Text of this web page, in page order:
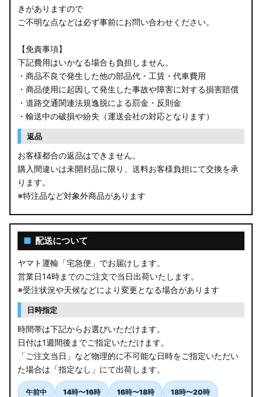
きがありますので
ご不明な点などは必ず事前にお問い合わせください。
【免責事項】
下記費用はいかなる場合も負担しません。
・商品不良で発生した他の部品代・工賃・代車費用
・商品使用に起因して発生した事故や障害に対する損害賠償
・道路交通関連法規逸脱による罰金・反則金
・輸送中の破損や紛失（運送会社の対応となります）
返品
お客様都合の返品はできません。
購入間違いは未開封品に限り、送料お客様負担にて交換を承
ります。
※特注品など対象外商品があります
■ 配送について
ヤマト運輸「宅急便」でお届けします。
営業日14時までのご注文で当日出荷いたします。
※受注状況や天候などにより変更となる場合があります
日時指定
時間帯は下記からお選びいただけます。
日付は1週間後までご指定いただけます。
「ご注文当日」など物理的に不可能な日時をご指定いただい
た場合は「指定なし」にて出荷します。
午前中 14時〜16時 16時〜18時 18時〜20時